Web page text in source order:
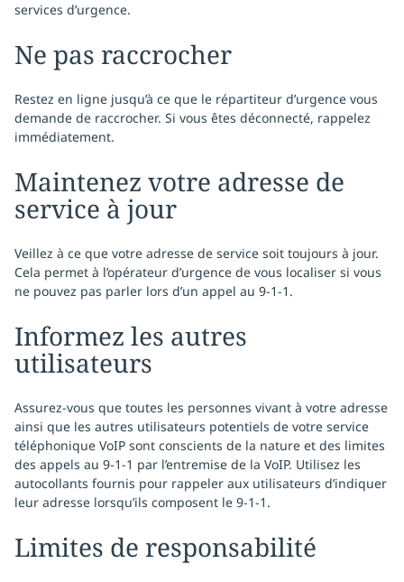
services d’urgence.
Ne pas raccrocher
Restez en ligne jusqu’à ce que le répartiteur d’urgence vous
demande de raccrocher. Si vous êtes déconnecté, rappelez
immédiatement.
Maintenez votre adresse de
service à jour
Veillez à ce que votre adresse de service soit toujours à jour.
Cela permet à l’opérateur d’urgence de vous localiser si vous
ne pouvez pas parler lors d’un appel au 9-1-1.
Informez les autres
utilisateurs
Assurez-vous que toutes les personnes vivant à votre adresse
ainsi que les autres utilisateurs potentiels de votre service
téléphonique VoIP sont conscients de la nature et des limites
des appels au 9-1-1 par l’entremise de la VoIP. Utilisez les
autocollants fournis pour rappeler aux utilisateurs d’indiquer
leur adresse lorsqu’ils composent le 9-1-1.
Limites de responsabilité